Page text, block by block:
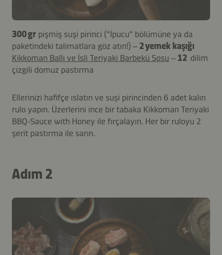
300 gr pişmiş suşi pirinci (“İpucu” bölümüne ya da
paketindeki talimatlara göz atın!) – 2 yemek kaşığı
Kikkoman Ballı ve İsli Teriyaki Barbekü Sosu – 12 dilim
çizgili domuz pastırma
Ellerinizi hafifçe ıslatın ve suşi pirincinden 6 adet kalın
rulo yapın. Üzerlerini ince bir tabaka Kikkoman Teriyaki
BBQ-Sauce with Honey ile fırçalayın. Her bir ruloyu 2
şerit pastırma ile sarın.
Adım 2